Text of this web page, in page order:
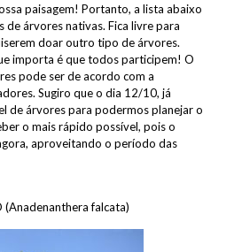
paisagem! Portanto, a lista abaixo
de árvores nativas. Fica livre para
doar outro tipo de árvores.
importa é que todos participem! O
pode ser de acordo com a
Sugiro que o dia 12/10, já
de árvores para podermos planejar o
o mais rápido possível, pois o
aproveitando o período das
(Anadenanthera falcata)